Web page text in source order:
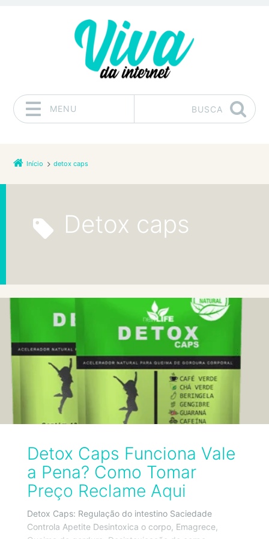
MENU BUSCA
Início detox caps
detox caps
Detox Caps Funciona Vale
a Pena? Como Tomar
Preço Reclame Aqui
Detox Caps: Regulação do intestino Saciedade
Controla Apetite Desintoxica o corpo, Emagrece,